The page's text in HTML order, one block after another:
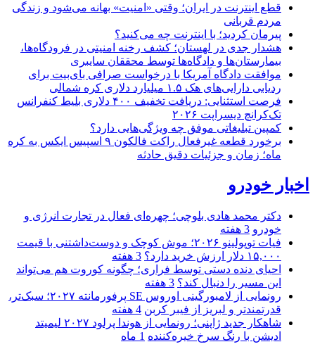
قطع اینترنت در ایران؛ وقتی «امنیت» بهانه می‌شود و زندگی
مردم قربانی
پیرمان کردید؛ با اینترنت چه می‌کنید؟
هشدار جدی در لهستان؛ کشف رخنه امنیتی در فرودگاه‌ها،
بیمارستان‌ها و دادگاه‌ها توسط محققان سایبری
موافقت دادگاه آمریکا با درخواست صرافی بای‌بیت برای
ردیابی دارایی‌های هک ۱.۵ میلیارد دلاری کره شمالی
فرصت استثنایی: دریافت تخفیف ۴۰۰ دلاری بلیط کنفرانس
تک‌کرانچ دیسراپت ۲۰۲۶
کمپین تبلیغاتی موفق چه ویژگی‌هایی دارد؟
برخورد قطعه غیرفعال راکت فالکون ۹ اسپیس ایکس به کره
ماه؛ زمان و جزئیات دقیق حادثه
اخبار خودرو
دکتر محمد هادی بلوچی؛ چهره‌ای فعال در تجارت انرژی و
خودرو 3 هفته
فیات توپولینو ۲۰۲۶؛ موش کوچک و دوست‌داشتنی با قیمت
۱۵,۰۰۰ دلار ارزش خرید دارد؟
3 هفته
احیای دنده دستی توسط فراری؛ چگونه کوروت هم می‌تواند
این مسیر را دنبال کند؟ 3 هفته
رونمایی از لامبورگینی اوروس SE پرفورمانته ۲۰۲۷؛ سبک‌تر،
قدرتمندتر و لبریز از فیبر کربن 4 هفته
شاهکار جدید ژاپنی؛ رونمایی از هوندا پرلود ۲۰۲۷ لیمیتد
ادیشن با رنگ سرخ خیره‌کننده 1 ماه